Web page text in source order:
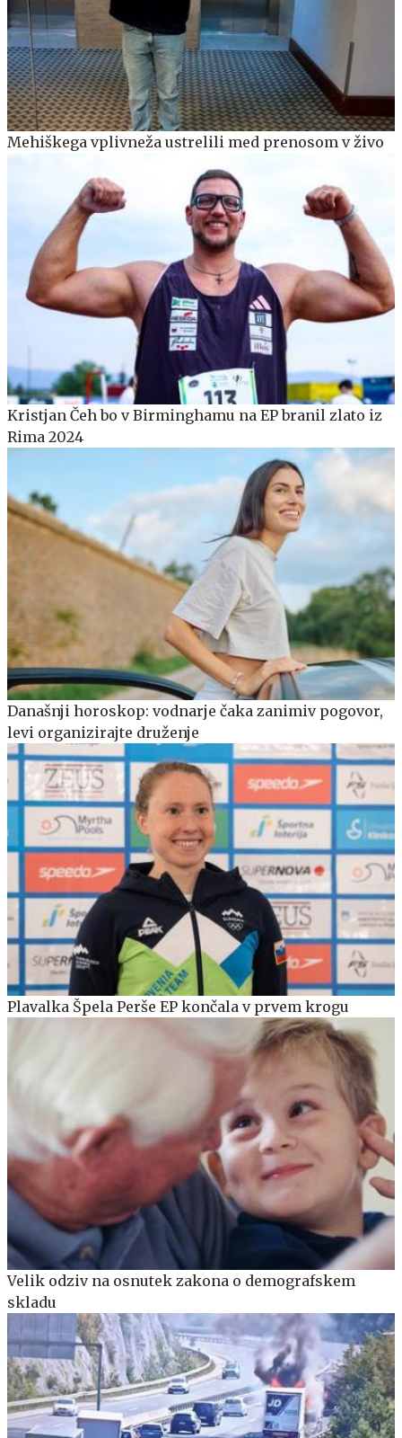
Mehiškega vplivneža ustrelili med prenosom v živo
Kristjan Čeh bo v Birminghamu na EP branil zlato iz
Rima 2024
Današnji horoskop: vodnarje čaka zanimiv pogovor,
levi organizirajte druženje
Plavalka Špela Perše EP končala v prvem krogu
Velik odziv na osnutek zakona o demografskem
skladu